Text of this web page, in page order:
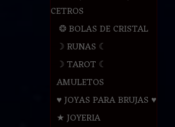
CETROS
❂ BOLAS DE CRISTAL
☽ RUNAS ☾
☽ TAROT ☾
AMULETOS
♥ JOYAS PARA BRUJAS ♥
★ JOYERIA